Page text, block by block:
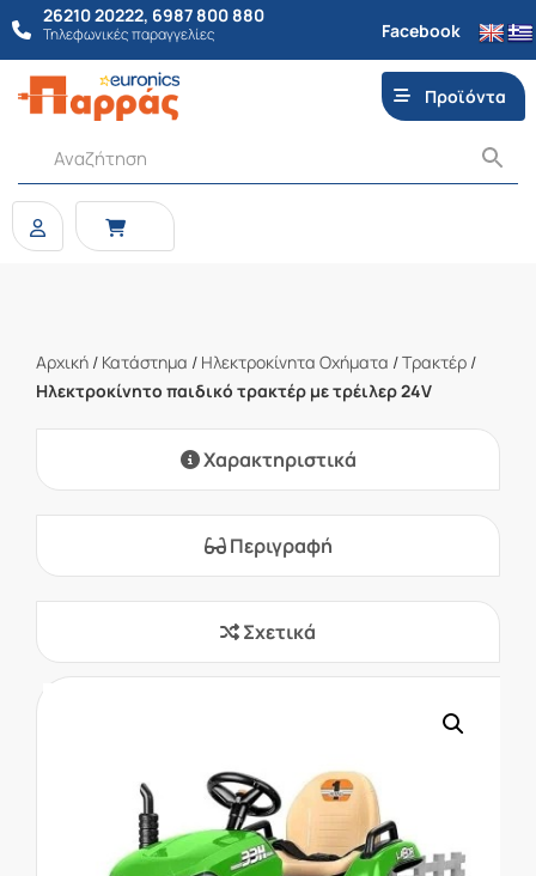
26210 20222, 6987 800 880
Τηλεφωνικές παραγγελίες Facebook
Προϊόντα
Αρχική / Κατάστημα / Ηλεκτροκίνητα Οχήματα /Τρακτέρ /
Ηλεκτροκίνητο παιδικό τρακτέρ με τρέιλερ 24V
Χαρακτηριστικά
Περιγραφή
Σχετικά